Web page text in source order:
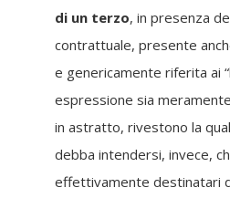
di un terzo, in presenza
contrattuale, presente
e genericamente riferita ai
espressione sia
in astratto, rivestono la
debba intendersi, invece,
effettivamente destinatari